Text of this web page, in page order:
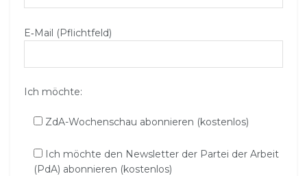
E‑Mail (Pflichtfeld)
Ich möchte:
ZdA-Wochenschau abonnieren (kostenlos)
Ich möchte den Newsletter der Partei der Arbeit
(PdA) abonnieren (kostenlos)